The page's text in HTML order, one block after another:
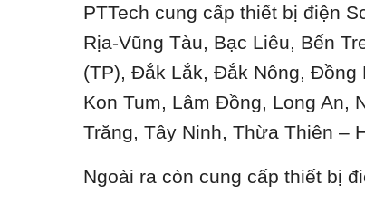
PTTech cung cấp thiết bị điện
Rịa-Vũng Tàu, Bạc Liêu, Bến
(TP), Đắk Lắk, Đắk Nông, Đồng
Kon Tum, Lâm Đồng, Long An,
Trăng, Tây Ninh, Thừa Thiên –
Ngoài ra còn cung cấp thiết bị